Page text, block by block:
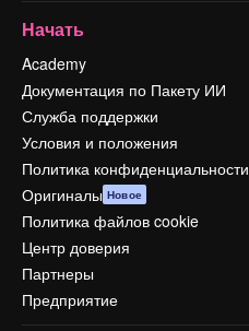
Начать
Academy
Документация по Пакету ИИ
Служба поддержки
Условия и положения
Политика конфиденциальности
Оригиналы Новое
Политика файлов cookie
Центр доверия
Партнеры
Предприятие